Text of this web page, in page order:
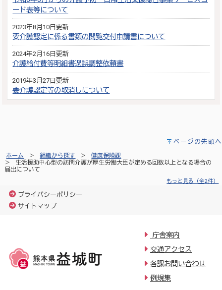
ード表等について
2023年8月10日更新
要介護認定に係る書類の閲覧交付申請書について
2024年2月16日更新
介護給付費等明細書過誤調整依頼書
2019年3月27日更新
要介護認定等の取消しについて
ページの先頭へ
ホーム 組織から探す
健康保険課
生活援助中心型の訪問介護が厚生労働大臣が定める回数以上となる場合の
届出について
もっと見る（全2件）
プライバシーポリシー
サイトマップ
庁舎案内
交通アクセス
各課お問い合わせ
例規集